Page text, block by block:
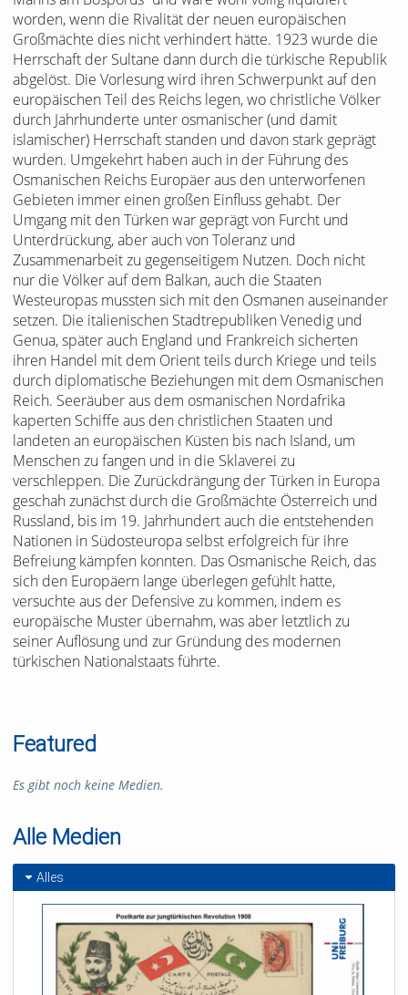
worden, wenn die Rivalität der neuen europäischen
Großmächte dies nicht verhindert hätte. 1923 wurde die
Herrschaft der Sultane dann durch die türkische Republik
abgelöst. Die Vorlesung wird ihren Schwerpunkt auf den
europäischen Teil des Reichs legen, wo christliche Völker
durch Jahrhunderte unter osmanischer (und damit
islamischer) Herrschaft standen und davon stark geprägt
wurden. Umgekehrt haben auch in der Führung des
Osmanischen Reichs Europäer aus den unterworfenen
Gebieten immer einen großen Einfluss gehabt. Der
Umgang mit den Türken war geprägt von Furcht und
Unterdrückung, aber auch von Toleranz und
Zusammenarbeit zu gegenseitigem Nutzen. Doch nicht
nur die Völker auf dem Balkan, auch die Staaten
Westeuropas mussten sich mit den Osmanen auseinander
setzen. Die italienischen Stadtrepubliken Venedig und
Genua, später auch England und Frankreich sicherten
ihren Handel mit dem Orient teils durch Kriege und teils
durch diplomatische Beziehungen mit dem Osmanischen
Reich. Seeräuber aus dem osmanischen Nordafrika
kaperten Schiffe aus den christlichen Staaten und
landeten an europäischen Küsten bis nach Island, um
Menschen zu fangen und in die Sklaverei zu
verschleppen. Die Zurückdrängung der Türken in Europa
geschah zunächst durch die Großmächte Österreich und
Russland, bis im 19. Jahrhundert auch die entstehenden
Nationen in Südosteuropa selbst erfolgreich für ihre
Befreiung kämpfen konnten. Das Osmanische Reich, das
sich den Europäern lange überlegen gefühlt hatte,
versuchte aus der Defensive zu kommen, indem es
europäische Muster übernahm, was aber letztlich zu
seiner Auflösung und zur Gründung des modernen
türkischen Nationalstaats führte.
Featured
Es gibt noch keine Medien.
Alle Medien
Alles